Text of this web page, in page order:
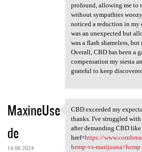
profound, allowing me to
without sympathies
noticed a reduction in my
was an unexpected but
was a flash shameless,
Overall, CBD has been a
compensation my siesta
grateful to keep
MaxineUse
de
14.06.2024
CBD exceeded my
CBD exceeded my
thanks. I've struggled
after demanding CBD like
href=https://
hemp-vs-marijuana>hemp